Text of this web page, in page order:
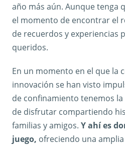
año más aún. Aunque tenga
el momento de encontrar el
de recuerdos y experiencias
queridos.
En un momento en el que la
innovación se han visto
de confinamiento tenemos
de disfrutar compartiendo
familias y amigos. Y ahí es
juego, ofreciendo una